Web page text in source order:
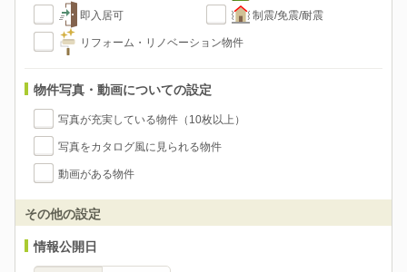
即入居可 制震/免震/耐震
リフォーム・リノベーション物件
物件写真・動画についての設定
写真が充実している物件（10枚以上）
写真をカタログ風に見られる物件
動画がある物件
その他の設定
情報公開日